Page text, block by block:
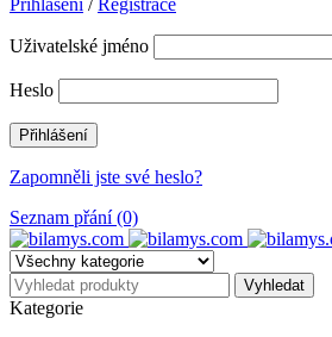
Přihlášení/Registrace
Uživatelské jméno
Heslo
Zapomněli jste své heslo?
Seznam přání (0)
Kategorie